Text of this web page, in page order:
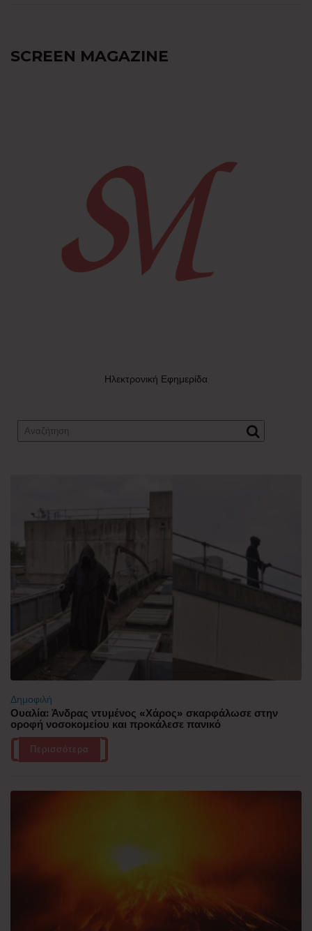
SCREEN MAGAZINE
Ηλεκτρονική Εφημερίδα
Δημοφιλή
Ουαλία: Άνδρας ντυμένος «Χάρος» σκαρφάλωσε στην
οροφή νοσοκομείου και προκάλεσε πανικό
Περισσότερα